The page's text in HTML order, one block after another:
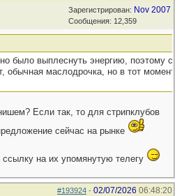
Зарегистрирован: Nov 2007
Сообщения: 12,359
было выплеснуть энергию, поэтому
обычная маслодрочка, но в тот
Если так, то для стрипклубов
сейчас на рынке
на их упомянутую телегу
#193924 - 02/07/2026 06:48:20